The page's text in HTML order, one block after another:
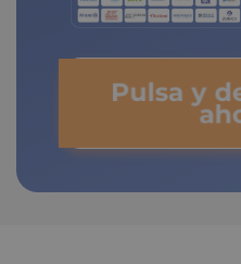
Pulsa y